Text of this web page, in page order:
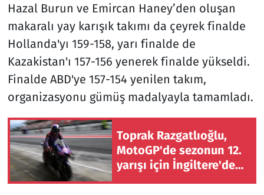
Hazal Burun ve Emircan Haney’den oluşan
makaralı yay karışık takımı da çeyrek finalde
Hollanda'yı 159-158, yarı finalde de
Kazakistan'ı 157-156 yenerek finalde yükseldi.
Finalde ABD'ye 157-154 yenilen takım,
organizasyonu gümüş madalyayla tamamladı.
Toprak Razgatlıoğlu,
MotoGP'de sezonun 12.
yarışı için İngiltere'de